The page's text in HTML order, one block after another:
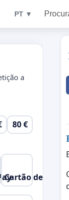
PT ▼
a
80 €
Cartão de